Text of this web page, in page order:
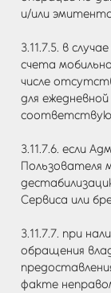
и/или
3.11.7.5. в
счета
числе
для
3.11.7.6. если
Пользователя
Сервиса или
3.11.7.7. при
обращения
факте